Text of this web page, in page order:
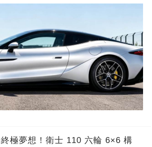
極夢想！衛士 110 六輪 6×6 構